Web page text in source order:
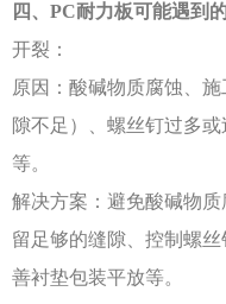
四、 PC耐力板可能遇到
开裂：
原因：酸碱物质腐蚀、
隙不足）、螺丝钉过多
等。
解决方案：避免酸碱物
留足够的缝隙、控制螺
善衬垫包装平放等。